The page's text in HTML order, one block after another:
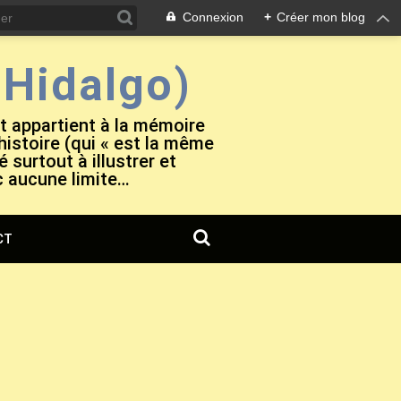
Connexion + Créer mon blog
Hidalgo)
appartient à la mémoire
(qui « est la même
surtout à illustrer et
aucune limite…